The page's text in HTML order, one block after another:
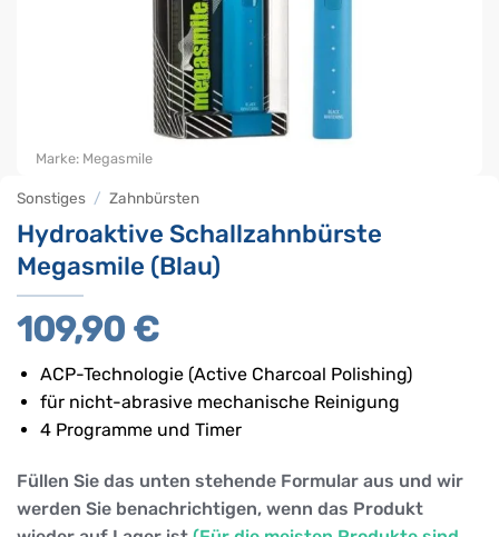
Sonstiges / Zahnbürsten
Hydroaktive Schallzahnbürste
Megasmile (Blau)
109,90 €
ACP-Technologie (Active Charcoal Polishing)
für nicht-abrasive mechanische Reinigung
4 Programme und Timer
Füllen Sie das unten stehende Formular aus und wir
werden Sie benachrichtigen, wenn das Produkt
Marke: Megasmile